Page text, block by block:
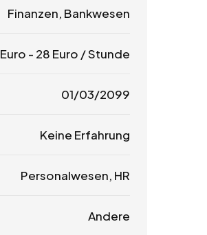
Finanzen, Bankwesen
Euro - 28 Euro / Stunde
01/03/2099
Keine Erfahrung
Personalwesen, HR
Andere